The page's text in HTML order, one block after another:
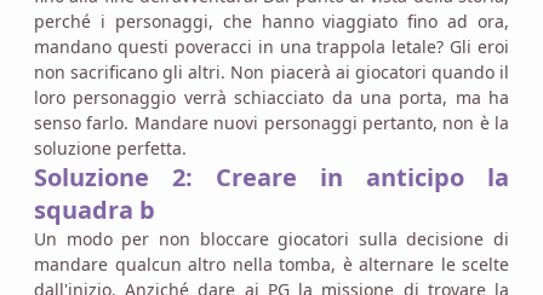
perché i personaggi, che hanno viaggiato fino ad ora,
mandano questi poveracci in una trappola letale? Gli eroi
non sacrificano gli altri. Non piacerà ai giocatori quando il
loro personaggio verrà schiacciato da una porta, ma ha
senso farlo. Mandare nuovi personaggi pertanto, non è la
soluzione perfetta.
Soluzione 2: Creare in anticipo la
squadra b
Un modo per non bloccare giocatori sulla decisione di
mandare qualcun altro nella tomba, è alternare le scelte
dall'inizio. Anziché dare ai PG la missione di trovare la